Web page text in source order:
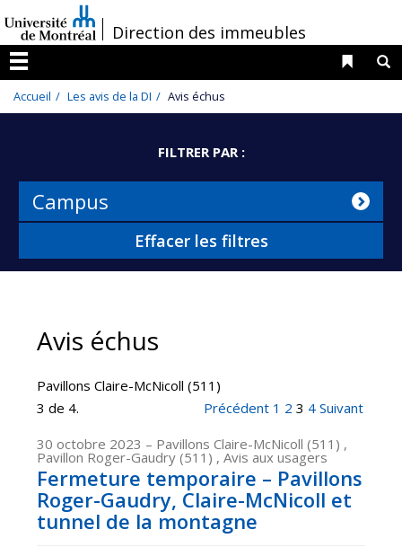
au
contenu
/Direction des immeubles
Menu
Liens
Accueil Les avis de la DI Avis échus
FILTRER PAR :
Campus
Effacer les filtres
Avis échus
Pavillons Claire-McNicoll (511)
3 de 4.
Précédent 1 2 3 4 Suivant
30 octobre 2023 – Pavillons Claire-McNicoll (511) ,
Pavillon Roger-Gaudry (511) , Avis aux usagers
Fermeture temporaire – Pavillons
Roger-Gaudry, Claire-McNicoll et
tunnel de la montagne